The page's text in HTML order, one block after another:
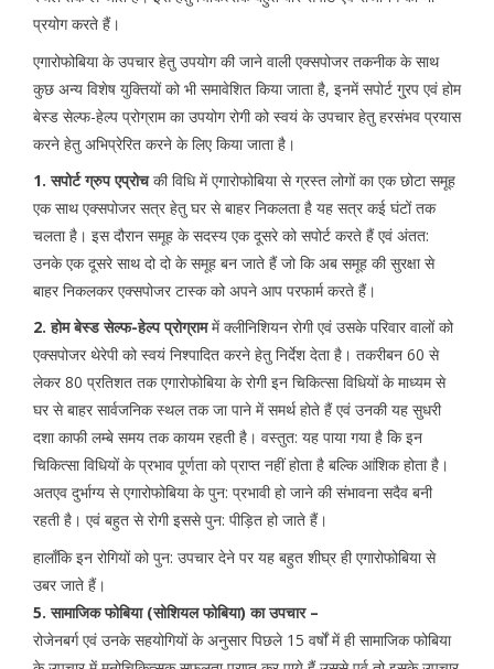
प्रयोग करते हैं।
एगारोफोबिया के उपचार हेतु उपयोग की जाने वाली एक्सपोजर तकनीक के साथ
कुछ अन्य विशेष युक्तियों को भी समावेशित किया जाता है, इनमें सपोर्ट गु्रप एवं होम
बेस्ड सेल्फ-हेल्प प्रोग्राम का उपयोग रोगी को स्वयं के उपचार हेतु हरसंभव प्रयास
करने हेतु अभिप्रेरित करने के लिए किया जाता है।
1. सपोर्ट ग्रुप एप्रोचकी विधि में एगारोफोबिया से ग्रस्त लोगों का एक छोटा समूह
एक साथ एक्सपोजर सत्र हेतु घर से बाहर निकलता है यह सत्र कई घंटों तक
चलता है। इस दौरान समूह के सदस्य एक दूसरे को सपोर्ट करते हैं एवं अंतत:
उनके एक दूसरे साथ दो दो के समूह बन जाते हैं जो कि अब समूह की सुरक्षा से
बाहर निकलकर एक्सपोजर टास्क को अपने आप परफार्म करते हैं।
2. होम बेस्ड सेल्फ-हेल्प प्रोग्राममें क्लीनिशियन रोगी एवं उसके परिवार वालों को
एक्सपोजर थेरेपी को स्वयं निश्पादित करने हेतु निर्देश देता है। तकरीबन 60 से
लेकर 80 प्रतिशत तक एगारोफोबिया के रोगी इन चिकित्सा विधियों के माध्यम से
घर से बाहर सार्वजनिक स्थल तक जा पाने में समर्थ होते हैं एवं उनकी यह सुधरी
दशा काफी लम्बे समय तक कायम रहती है। वस्तुत: यह पाया गया है कि इन
चिकित्सा विधियों के प्रभाव पूर्णता को प्राप्त नहीं होता है बल्कि आंशिक होता है।
अतएव दुर्भाग्य से एगारोफोबिया के पुन: प्रभावी हो जाने की संभावना सदैव बनी
रहती है। एवं बहुत से रोगी इससे पुन: पीड़ित हो जाते हैं।
हालॉंकि इन रोगियों को पुन: उपचार देने पर यह बहुत शीघ्र ही एगारोफोबिया से
उबर जाते हैं।
5. सामाजिक फोबिया (सोशियल फोबिया) का उपचार –
रोजेनबर्ग एवं उनके सहयोगियों के अनुसार पिछले 15 वर्षों में ही सामाजिक फोबिया